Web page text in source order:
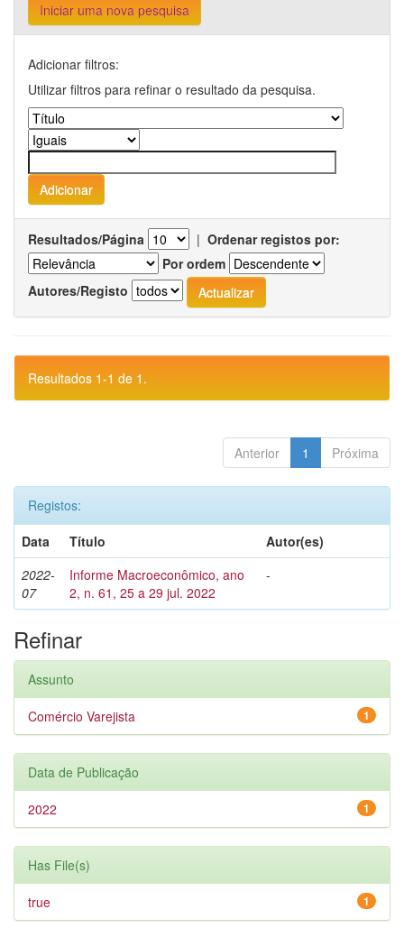
Iniciar uma nova pesquisa
Adicionar filtros:
Utilizar filtros para refinar o resultado da pesquisa.
Resultados/Página | Ordenar registos por:
Por ordem
Autores/Registo
Resultados 1-1 de 1.
Anterior 1 Próxima
Registos:
Data
Título
Autor(es)
2022-
07
Informe Macroeconômico, ano
2, n. 61, 25 a 29 jul. 2022
-
Refinar
Assunto
1
Comércio Varejista
Data de Publicação
1
2022
Has File(s)
1
true